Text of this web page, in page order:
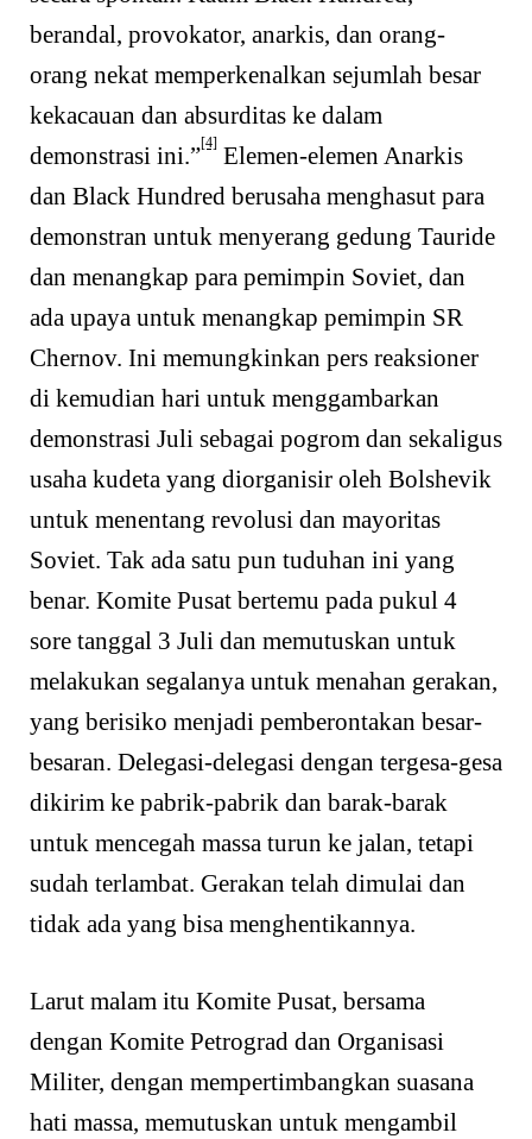
berandal, provokator, anarkis, dan orang-
orang nekat memperkenalkan sejumlah besar
kekacauan dan absurditas ke dalam
demonstrasi ini.”[4] Elemen-elemen Anarkis
dan Black Hundred berusaha menghasut para
demonstran untuk menyerang gedung Tauride
dan menangkap para pemimpin Soviet, dan
ada upaya untuk menangkap pemimpin SR
Chernov. Ini memungkinkan pers reaksioner
di kemudian hari untuk menggambarkan
demonstrasi Juli sebagai pogrom dan sekaligus
usaha kudeta yang diorganisir oleh Bolshevik
untuk menentang revolusi dan mayoritas
Soviet. Tak ada satu pun tuduhan ini yang
benar. Komite Pusat bertemu pada pukul 4
sore tanggal 3 Juli dan memutuskan untuk
melakukan segalanya untuk menahan gerakan,
yang berisiko menjadi pemberontakan besar-
besaran. Delegasi-delegasi dengan tergesa-gesa
dikirim ke pabrik-pabrik dan barak-barak
untuk mencegah massa turun ke jalan, tetapi
sudah terlambat. Gerakan telah dimulai dan
tidak ada yang bisa menghentikannya.
Larut malam itu Komite Pusat, bersama
dengan Komite Petrograd dan Organisasi
Militer, dengan mempertimbangkan suasana
hati massa, memutuskan untuk mengambil